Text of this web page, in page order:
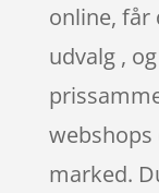
online, får
udvalg ,
webshops
marked.